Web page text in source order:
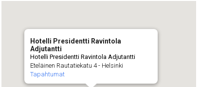
Hotelli Presidentti Ravintola
Adjutantti
Hotelli Presidentti Ravintola Adjutantti
Eteläinen Rautatiekatu 4 - Helsinki
Tapahtumat